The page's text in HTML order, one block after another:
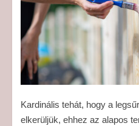
Kardinális tehát, hogy a
elkerüljük, ehhez az alapos